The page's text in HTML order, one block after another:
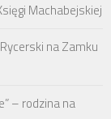
Machabejskiej
na Zamku
– rodzina na